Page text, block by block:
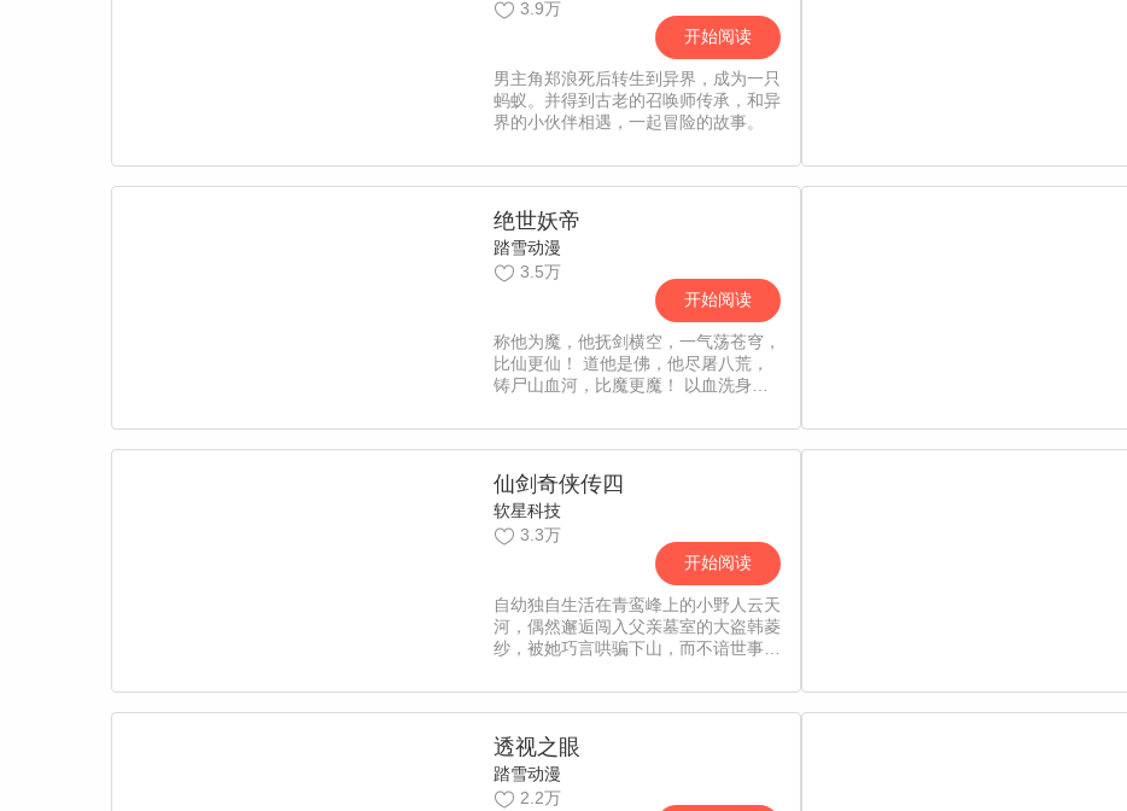
3.9万
开始阅读
男主角郑浪死后转生到异界，成为一只
蚂蚁。并得到古老的召唤师传承，和异
界的小伙伴相遇，一起冒险的故事。
绝世妖帝
踏雪动漫
3.5万
开始阅读
称他为魔，他抚剑横空，一气荡苍穹，
比仙更仙！ 道他是佛，他尽屠八荒，
铸尸山血河，比魔更魔！ 以血洗身，
少年林枫自困境中崛起，偶得鸿蒙妖
种，成为天地间唯一祖妖！
仙剑奇侠传四
软星科技
3.3万
开始阅读
自幼独自生活在青鸾峰上的小野人云天
河，偶然邂逅闯入父亲墓室的大盗韩菱
纱，被她巧言哄骗下山，而不谙世事的
线索，天河与菱纱、梦璃一同拜入昆仑
琼华派成为门下弟子，琼华掌门派年纪
相仿的慕容紫英教授他们，四人成为伙
伴。却不料，这一切竟全是琼华派掌门
的阴谋，被当作棋子的四人，历经生离
死别，看尽人世百态，而坚信“我命由
透视之眼
踏雪动漫
2.2万